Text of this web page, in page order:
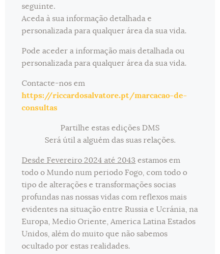
seguinte.
Aceda à sua informação detalhada e
personalizada para qualquer área da sua vida.
Pode aceder a informação mais detalhada ou
personalizada para qualquer área da sua vida.
Contacte-nos em
https://riccardosalvatore.pt/marcacao-de-
consultas
Partilhe estas edições DMS
Será útil a alguém das suas relações.
Desde Fevereiro 2024 até 2043 estamos em
todo o Mundo num periodo Fogo, com todo o
tipo de alterações e transformações socias
profundas nas nossas vidas com reflexos mais
evidentes na situação entre Russia e Ucránia, na
Europa, Medio Oriente, America Latina Estados
Unidos, além do muito que não sabemos
ocultado por estas realidades.